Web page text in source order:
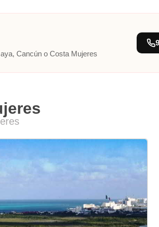
Cancún o Costa Mujeres